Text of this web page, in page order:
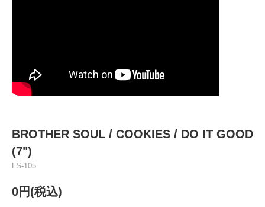
BROTHER SOUL / COOKIES / DO IT GOOD
(7")
LS-105
0円(税込)